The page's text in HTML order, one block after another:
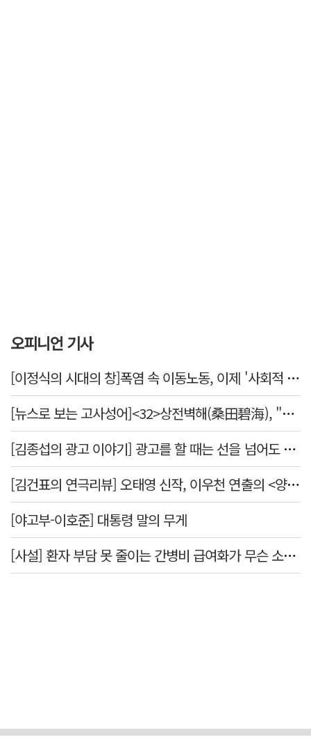
오피니언 기사
[이정식의 시대의 창]폭염 속 이동노동, 이제 '사회적 위험 관리'로 전환할 때
[뉴스로 보는 고사성어]<32>상전벽해(桑田碧海), "뽕나무밭이 푸른 바다가 되었다."
[김종섭의 광고 이야기] 광고를 할 때는 선을 넘어도 좋습니다.
[김건표의 연극리뷰] 오태영 신작, 이우천 연출의 <양은 양순하다>"국민을 온순한 양으로 길들이는 전체주의적 정치의 알레고리"
[야고부-이호준] 대통령 말의 무게
[사설] 환자 부담 못 줄이는 간병비 급여화가 무슨 소용인가